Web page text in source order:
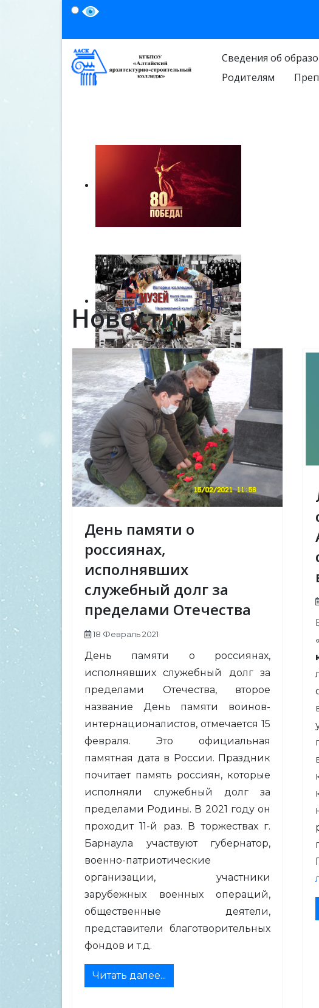
Сведения об
Родителям
Новости
День памяти о
россиянах,
исполнявших
служебный долг за
пределами Отечества
18 Февраль 2021
День памяти о россиянах,
исполнявших служебный долг за
пределами Отечества, второе
название День памяти воинов-
интернационалистов, отмечается 15
февраля. Это официальная
памятная дата в России. Праздник
почитает память россиян, которые
исполняли служебный долг за
пределами Родины. В 2021 году он
проходит 11-й раз. В торжествах г.
Барнаула участвуют губернатор,
военно-патриотические
организации, участники
зарубежных военных операций,
общественные деятели,
представители благотворительных
фондов и т.д.
Читать далее...
«